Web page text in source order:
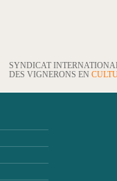
SYNDICAT
DES VIGNERONS EN